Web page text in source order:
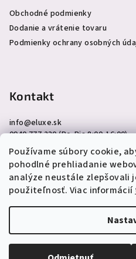
Používame súbory cookie,
pohodlné prehliadanie
analýze neustále zlepšovali
použiteľnosť. Viac informácií
Obchodné podmienky
Dodanie a vrátenie tovaru
Podmienky ochrany osobných
Kontakt
info@eluxe.sk
0940 777 230 (Po-Pia 8:00-16:00)
Copyright 2026eLuxe.sk.